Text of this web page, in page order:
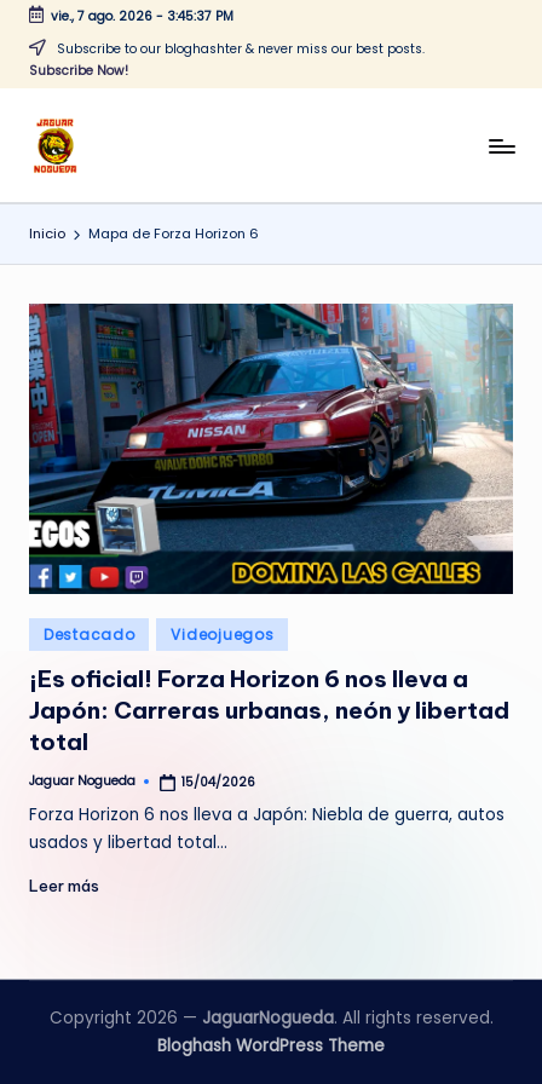
Saltar
vie., 7 ago. 2026- 3:45:37 PM
Subscribe to our bloghashter & never miss our best posts.
Subscribe Now!
J
a
g
a
r
N
o
g
u
e
d
a
CONTENIDO
Inicio Mapa de Forza Horizon 6
Publicado
en
Destacado Videojuegos
¡Es oficial! Forza Horizon 6 nos lleva a
Japón: Carreras urbanas, neón y libertad
total
Publicado
Jaguar Nogueda 15/04/2026
Forza Horizon 6 nos lleva a Japón: Niebla de guerra, autos
usados y libertad total…
Leer más
Copyright 2026 — JaguarNogueda. All rights reserved.
Bloghash WordPress Theme